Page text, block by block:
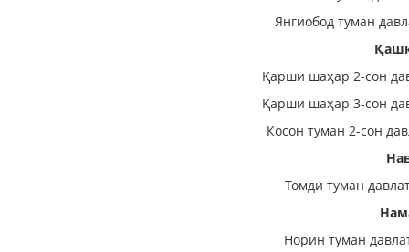
Янгиобод туман
Қарши шаҳар 2-сон
Қарши шаҳар 3-сон
Косон туман 2-сон
Томди туман
Норин туман